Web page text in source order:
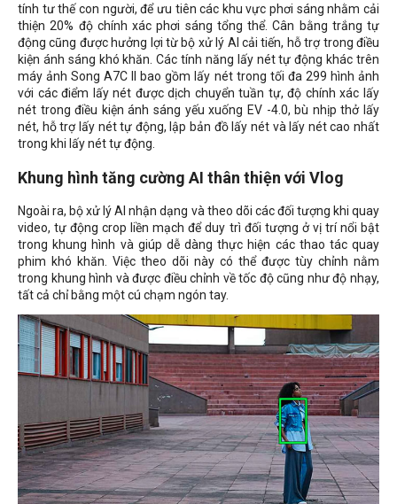
tính tư thế con người, để ưu tiên các khu vực phơi sáng nhằm cải
thiện 20% độ chính xác phơi sáng tổng thể. Cân bằng trắng tự
động cũng được hưởng lợi từ bộ xử lý AI cải tiến, hỗ trợ trong điều
kiện ánh sáng khó khăn. Các tính năng lấy nét tự động khác trên
máy ảnh Song A7C II bao gồm lấy nét trong tối đa 299 hình ảnh
với các điểm lấy nét được dịch chuyển tuần tự, độ chính xác lấy
nét trong điều kiện ánh sáng yếu xuống EV -4.0, bù nhịp thở lấy
nét, hỗ trợ lấy nét tự động, lập bản đồ lấy nét và lấy nét cao nhất
trong khi lấy nét tự động.
Khung hình tăng cường AI thân thiện với Vlog
Ngoài ra, bộ xử lý AI nhận dạng và theo dõi các đối tượng khi quay
video, tự động crop liền mạch để duy trì đối tượng ở vị trí nổi bật
trong khung hình và giúp dễ dàng thực hiện các thao tác quay
phim khó khăn. Việc theo dõi này có thể được tùy chỉnh nằm
trong khung hình và được điều chỉnh về tốc độ cũng như độ nhạy,
tất cả chỉ bằng một cú chạm ngón tay.